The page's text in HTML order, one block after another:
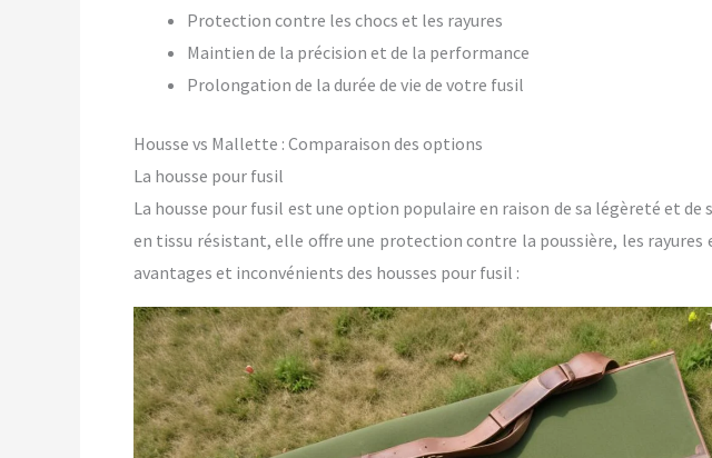
Protection contre les chocs et les rayures
Maintien de la précision et de la performance
Prolongation de la durée de vie de votre fusil
Housse vs Mallette : Comparaison des options
La housse pour fusil
La housse pour fusil est une option populaire en raison de sa légèreté et
en tissu résistant, elle offre une protection contre la poussière, les rayures
avantages et inconvénients des housses pour fusil :